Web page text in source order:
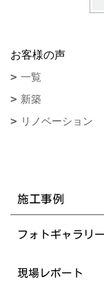
お客様の声
一覧
新築
リノベーション
施工事例
フォトギャラリー
現場レポート